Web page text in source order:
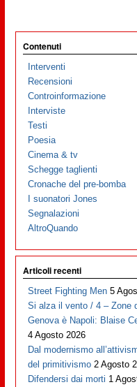
Contenuti
Interventi
Recensioni
Controinformazione
Interviste
Testi
Poesia
Cinema & tv
Schegge taglienti
Cronache del pre-bomba
I suonatori Jones
Segnalazioni
AltroQuando
Articoli recenti
Street Fighting Men 5
Si alza il vento / 4 – Zone
Genova è Napoli: Blaise
4 Agosto 2026
Dal modernismo
del primitivismo 2 Agosto
Difendersi dai morti 1